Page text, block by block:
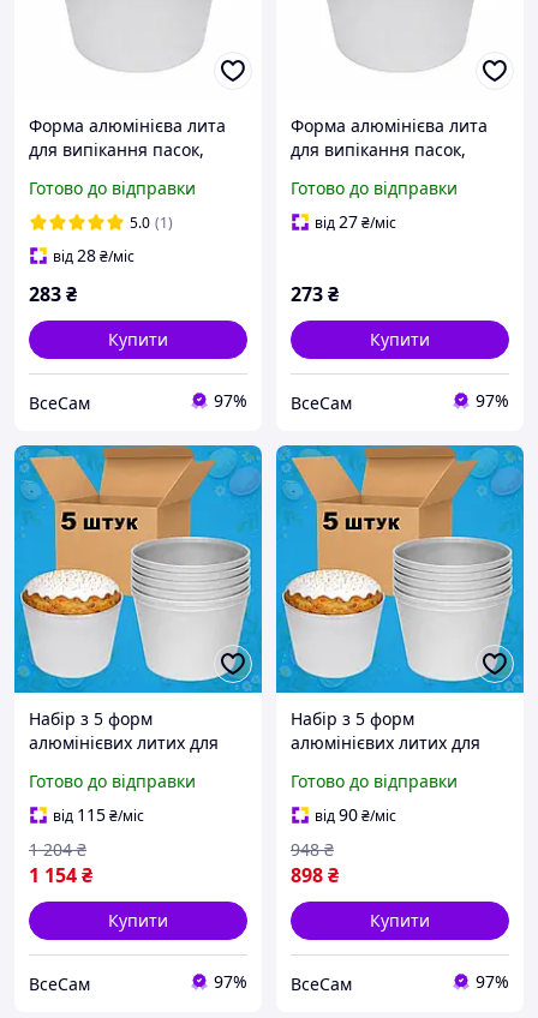
Форма алюмінієва лита
для випікання пасок,
та кексів із посиленим
бортиком по краю 1.5 л
Готово до відправки
5.0 (1)
від28₴/міс
283₴
Купити
ВсеСам 97%
Форма алюмінієва лита
для випікання пасок,
та кексів із посиленим
бортиком по краю 1 л
Готово до відправки
від27₴/міс
273₴
Купити
ВсеСам 97%
Набір з 5 форм
алюмінієвих литих для
великодніх кулічів, хліба
та кексів з посиленим
бортиком по краю, 3 л
Готово до відправки
від 115₴/міс
1 154₴
1 204 ₴
Купити
ВсеСам 97%
Набір з 5 форм
алюмінієвих литих для
великодніх кулічів, хліба
та кексів з посиленим
бортиком по краю, 1 л
Готово до відправки
від90₴/міс
898₴
948 ₴
Купити
ВсеСам 97%